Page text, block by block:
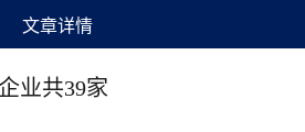
文章详情
业共39家